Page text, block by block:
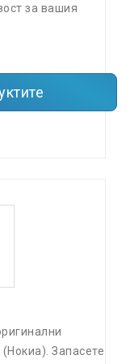
за вашия
Запасете